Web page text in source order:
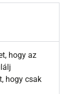
hogy az
hogy csak